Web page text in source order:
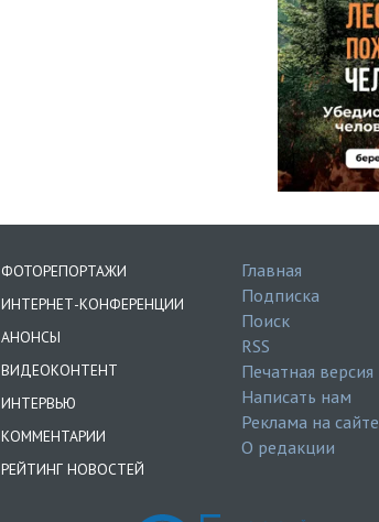
ФОТОРЕПОРТАЖИ
ИНТЕРНЕТ-КОНФЕРЕНЦИИ
АНОНСЫ
ВИДЕОКОНТЕНТ
ИНТЕРВЬЮ
КОММЕНТАРИИ
РЕЙТИНГ НОВОСТЕЙ
Главная
Подписка
Поиск
RSS
Печатная версия
Написать нам
Реклама на сайте
О редакции